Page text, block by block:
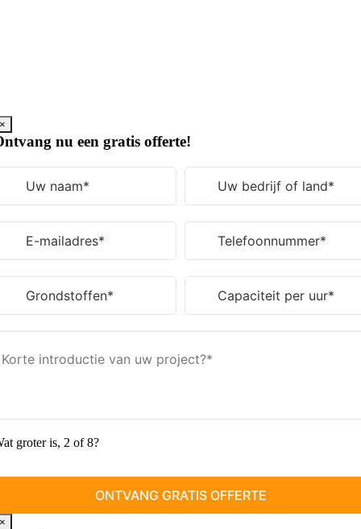
×
nu een gratis offerte!
groter is, 2 of 8?
×